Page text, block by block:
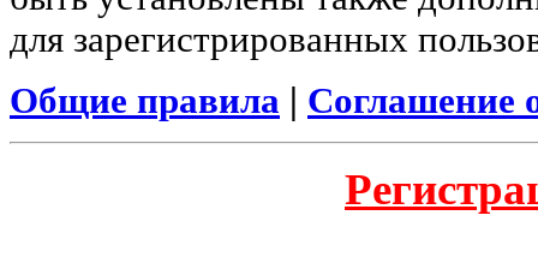
для зарегистрированных
Общие правила
Соглашение